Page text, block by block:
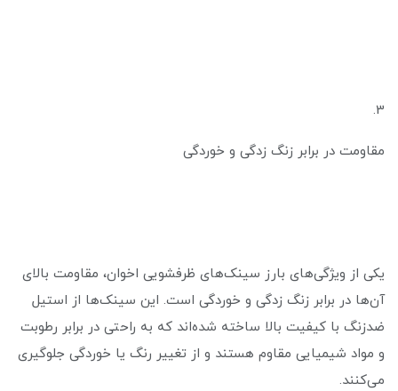
3.
مقاومت در برابر زنگ زدگی و خوردگی
یکی از ویژگی‌های بارز سینک‌های ظرفشویی اخوان، مقاومت بالای
آن‌ها در برابر زنگ زدگی و خوردگی است. این سینک‌ها از استیل
ضدزنگ با کیفیت بالا ساخته شده‌اند که به راحتی در برابر رطوبت
و مواد شیمیایی مقاوم هستند و از تغییر رنگ یا خوردگی جلوگیری
می‌کنند.